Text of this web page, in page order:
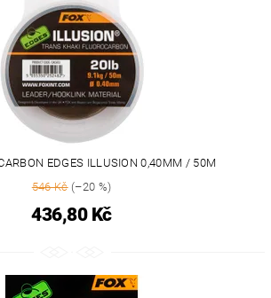
EDGES ILLUSION 0,40MM / 50M
546 Kč(–20 %)
436,80 Kč